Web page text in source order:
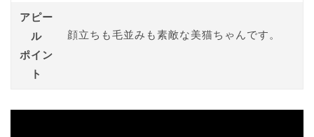
アピー
ル
ポイン
ト
顔立ちも毛並みも素敵な美猫ちゃんです。